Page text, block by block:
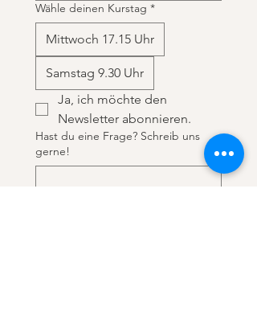
Wähle deinen Kurstag *
Mittwoch 17.15 Uhr
Samstag 9.30 Uhr
Ja, ich möchte den
Newsletter abonnieren.
Hast du eine Frage? Schreib uns
gerne!